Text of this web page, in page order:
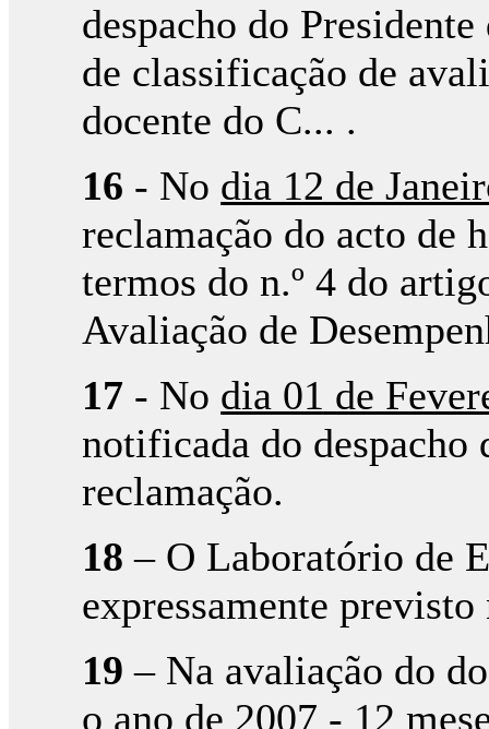
despacho do
de classificação de
docente do C... .
16 - No dia 12 de
reclamação do acto de
termos do n.º 4 do
Avaliação de
17 - No dia 01 de
notificada do despacho
reclamação.
18– O Laboratório de
expressamente
19– Na avaliação do
o ano de 2007 - 12